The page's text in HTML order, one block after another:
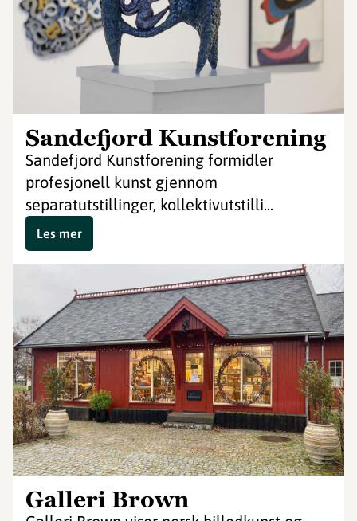
Sandefjord Kunstforening
Sandefjord Kunstforening formidler
profesjonell kunst gjennom
separatutstillinger, kollektivutstilli...
Les mer
Galleri Brown